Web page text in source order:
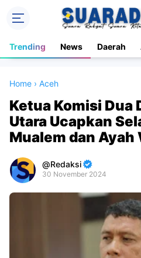
Trending News Daerah
Home › Aceh
Ketua Komisi Dua
Utara Ucapkan
Mualem dan Ayah
Redaksi
30 November 2024
Premium